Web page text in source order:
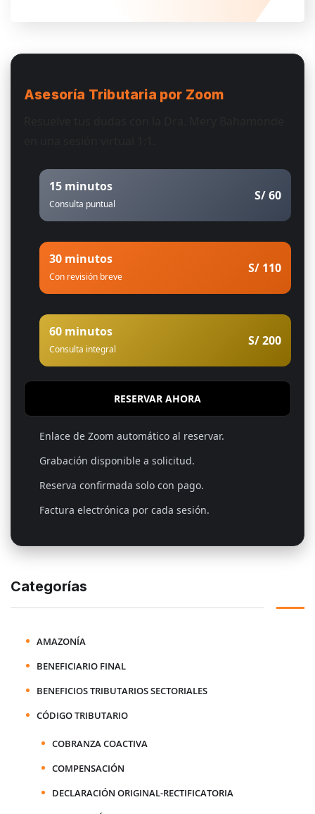
Asesoría Tributaria por Zoom
15 minutos
Consulta puntual
S/ 60
30 minutos
Con revisión breve
S/ 110
60 minutos
Consulta integral
S/ 200
RESERVAR AHORA
Enlace de Zoom automático al reservar.
Grabación disponible a solicitud.
Reserva confirmada solo con pago.
Factura electrónica por cada sesión.
Categorías
AMAZONÍA
BENEFICIARIO FINAL
BENEFICIOS TRIBUTARIOS SECTORIALES
CÓDIGO TRIBUTARIO
COBRANZA COACTIVA
COMPENSACIÓN
DECLARACIÓN ORIGINAL-RECTIFICATORIA